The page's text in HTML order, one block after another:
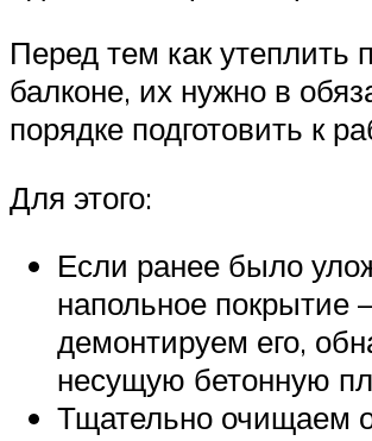
Перед тем как утеплить
балконе, их нужно в
порядке подготовить к
Для этого:
Если ранее было
напольное покрытие –
демонтируем его,
несущую бетонную
Тщательно очищаем